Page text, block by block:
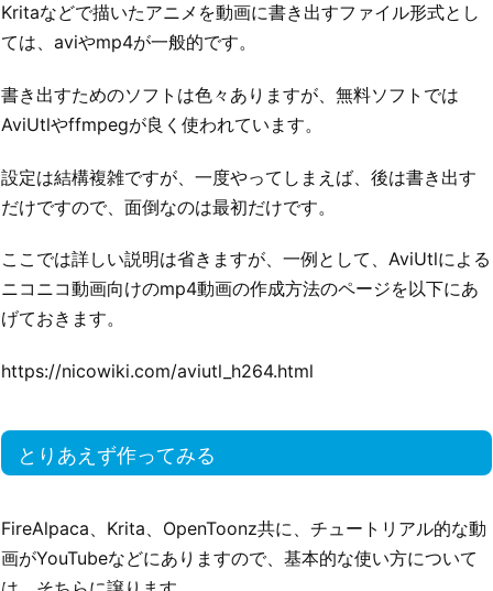
Kritaなどで描いたアニメを動画に書き出すファイル形式とし
ては、aviやmp4が一般的です。
書き出すためのソフトは色々ありますが、無料ソフトでは
AviUtlやffmpegが良く使われています。
設定は結構複雑ですが、一度やってしまえば、後は書き出す
だけですので、面倒なのは最初だけです。
ここでは詳しい説明は省きますが、一例として、AviUtlによる
ニコニコ動画向けのmp4動画の作成方法のページを以下にあ
げておきます。
https://nicowiki.com/aviutl_h264.html
とりあえず作ってみる
FireAlpaca、Krita、OpenToonz共に、チュートリアル的な動
画がYouTubeなどにありますので、基本的な使い方について